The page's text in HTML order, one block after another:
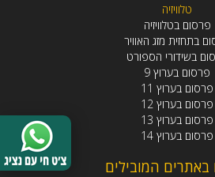
טלוויזיה
פרסום בטלוויזיה
בתחזית מזג האוויר
בשידורי הספורט
פרסום בערוץ 9
פרסום בערוץ 11
פרסום בערוץ 12
פרסום בערוץ 13
פרסום בערוץ 14
באתרים המובילים